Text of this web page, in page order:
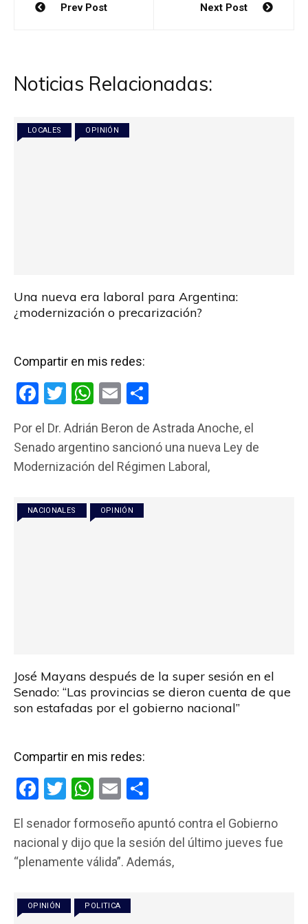
Prev Post Next Post
Noticias Relacionadas:
LOCALES OPINIÓN
Una nueva era laboral para Argentina:
¿modernización o precarización?
Compartir en mis redes:
F
ce
b
o
k
T
tt
er
W
at
s
p
p
E
ail m
p
Por el Dr. Adrián Beron de Astrada Anoche, el
Senado argentino sancionó una nueva Ley de
Modernización del Régimen Laboral,
NACIONALES OPINIÓN
José Mayans después de la super sesión en el
Senado: “Las provincias se dieron cuenta de que
son estafadas por el gobierno nacional”
Compartir en mis redes:
F
ce
b
o
T
tt
er
W
at
s
p
E
ail m
p
El senador formoseño apuntó contra el Gobierno
nacional y dijo que la sesión del último jueves fue
“plenamente válida”. Además,
OPINIÓN POLITICA